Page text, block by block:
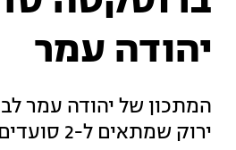
יהודה עמר
המתכון של יהודה עמר
ירוק שמתאים ל-2 סועדים